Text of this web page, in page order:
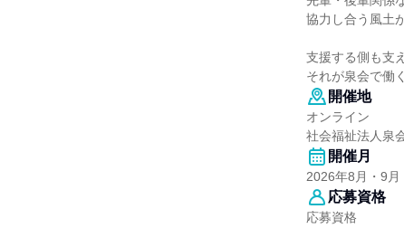
協力し合う風土
支援する側も支
それが泉会で働
開催地
オンライン
社会福祉法人泉
開催月
2026年8月・9
応募資格
応募資格